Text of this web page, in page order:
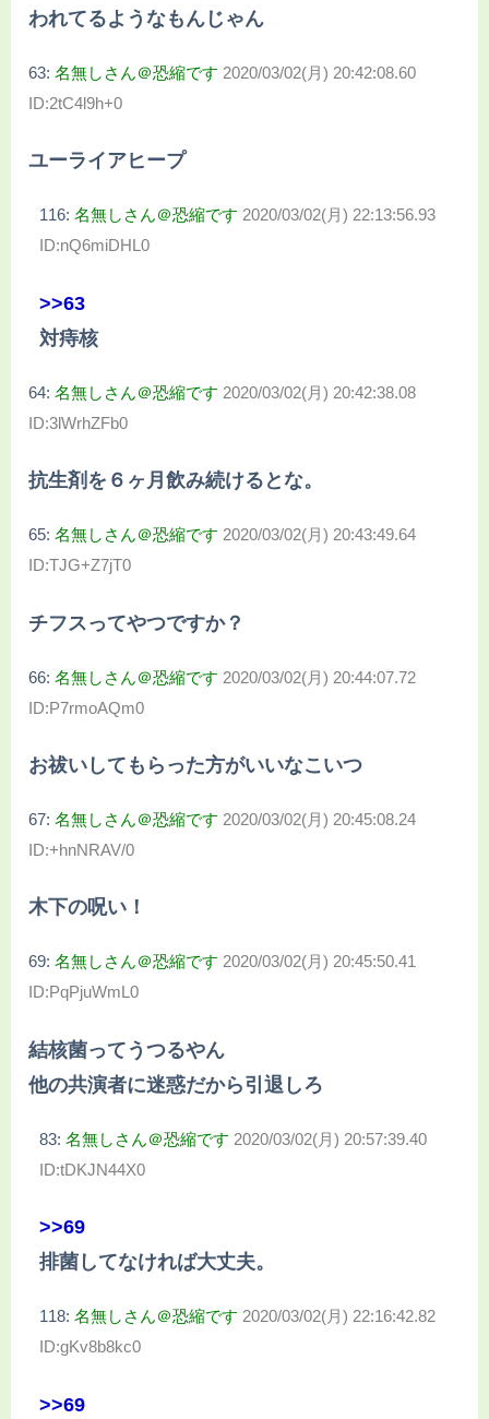
われてるようなもんじゃん
63: 名無しさん＠恐縮です 2020/03/02(月) 20:42:08.60
ID:2tC4l9h+0
ユーライアヒープ
116: 名無しさん＠恐縮です 2020/03/02(月) 22:13:56.93
ID:nQ6miDHL0
>>63
対痔核
64: 名無しさん＠恐縮です 2020/03/02(月) 20:42:38.08
ID:3lWrhZFb0
抗生剤を６ヶ月飲み続けるとな。
65: 名無しさん＠恐縮です 2020/03/02(月) 20:43:49.64
ID:TJG+Z7jT0
チフスってやつですか？
66: 名無しさん＠恐縮です 2020/03/02(月) 20:44:07.72
ID:P7rmoAQm0
お祓いしてもらった方がいいなこいつ
67: 名無しさん＠恐縮です 2020/03/02(月) 20:45:08.24
ID:+hnNRAV/0
木下の呪い！
69: 名無しさん＠恐縮です 2020/03/02(月) 20:45:50.41
ID:PqPjuWmL0
結核菌ってうつるやん
他の共演者に迷惑だから引退しろ
83: 名無しさん＠恐縮です 2020/03/02(月) 20:57:39.40
ID:tDKJN44X0
>>69
排菌してなければ大丈夫。
118: 名無しさん＠恐縮です 2020/03/02(月) 22:16:42.82
ID:gKv8b8kc0
>>69